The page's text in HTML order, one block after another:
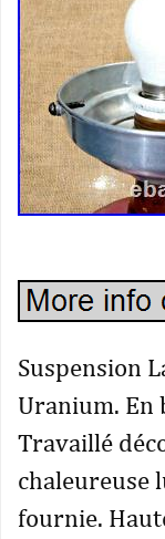
Suspension
Uranium. En
Travaillé
chaleureuse
fournie.